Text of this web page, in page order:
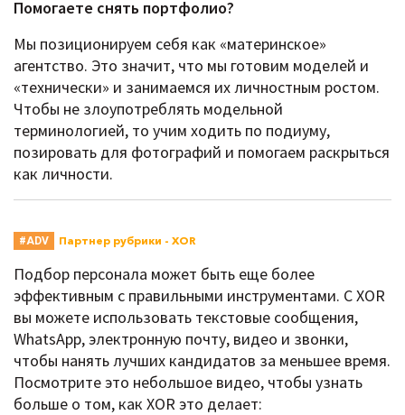
Помогаете снять портфолио?
Мы позиционируем себя как «материнское»
агентство. Это значит, что мы готовим моделей и
«технически» и занимаемся их личностным ростом.
Чтобы не злоупотреблять модельной
терминологией, то учим ходить по подиуму,
позировать для фотографий и помогаем раскрыться
как личности.
#ADV Партнер рубрики - XOR
Подбор персонала может быть еще более
эффективным с правильными инструментами. С XOR
вы можете использовать текстовые сообщения,
WhatsApp, электронную почту, видео и звонки,
чтобы нанять лучших кандидатов за меньшее время.
Посмотрите это небольшое видео, чтобы узнать
больше о том, как XOR это делает: